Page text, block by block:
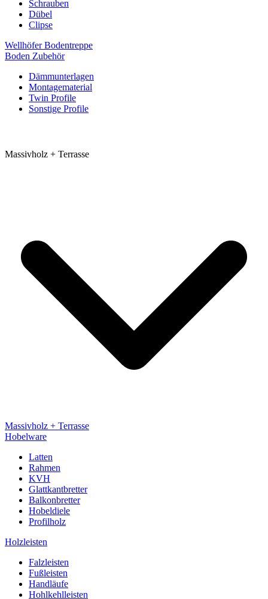
Schrauben
Dübel
Clipse
Wellhöfer Bodentreppe
Boden Zubehör
Dämmunterlagen
Montagematerial
Twin Profile
Sonstige Profile
Massivholz + Terrasse
Massivholz + Terrasse
Hobelware
Latten
Rahmen
KVH
Glattkantbretter
Balkonbretter
Hobeldiele
Profilholz
Holzleisten
Falzleisten
Fußleisten
Handläufe
Hohlkehlleisten